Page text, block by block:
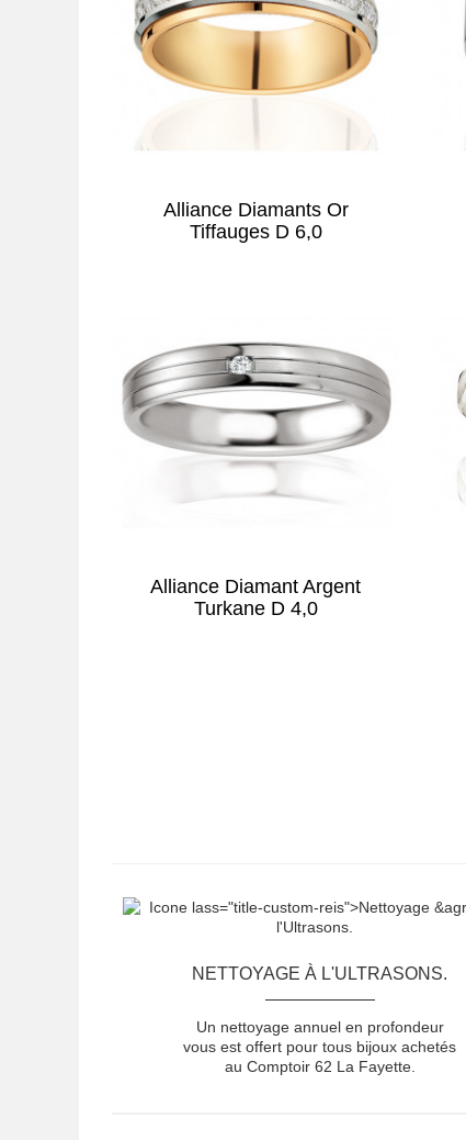
Alliance Diamants Or
Tiffauges D 6,0
Alliance Diamant Argent
Turkane D 4,0
NETTOYAGE À L'ULTRASONS.
Un nettoyage annuel en profondeur
vous est offert pour tous bijoux achetés
au Comptoir 62 La Fayette.